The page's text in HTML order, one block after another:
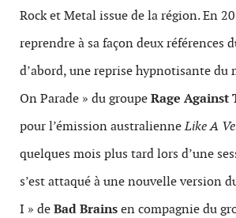
Rock et Metal issue de la région. En
reprendre à sa façon deux références
d’abord, une reprise hypnotisante du
On Parade » du groupeRage Against
pour l’émission australienneLike A
quelques mois plus tard lors d’une
s’est attaqué à une nouvelle version
I » deBad Brainsen compagnie du